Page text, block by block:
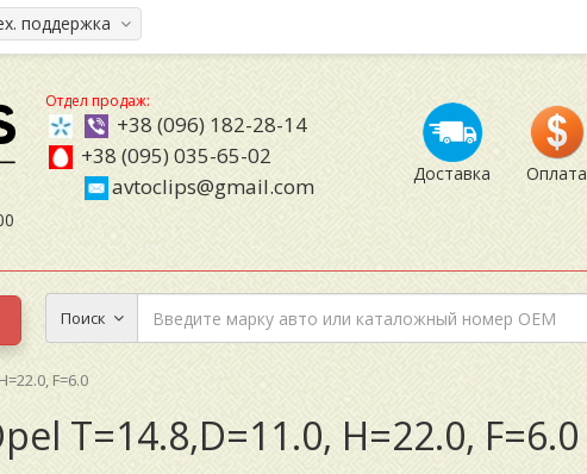
поддержка
Отдел продаж:
+38 (096) 182-28-14
+38 (095) 035-65-02
avtoclips@gmail.com
Доставка Оплата
Поиск
F=6.0
T=14.8,D=11.0, H=22.0, F=6.0